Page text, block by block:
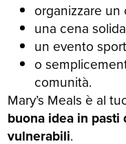
organizzare un
una cena
un evento
o
comunità.
Mary’s Meals è al
buona idea in
vulnerabili.